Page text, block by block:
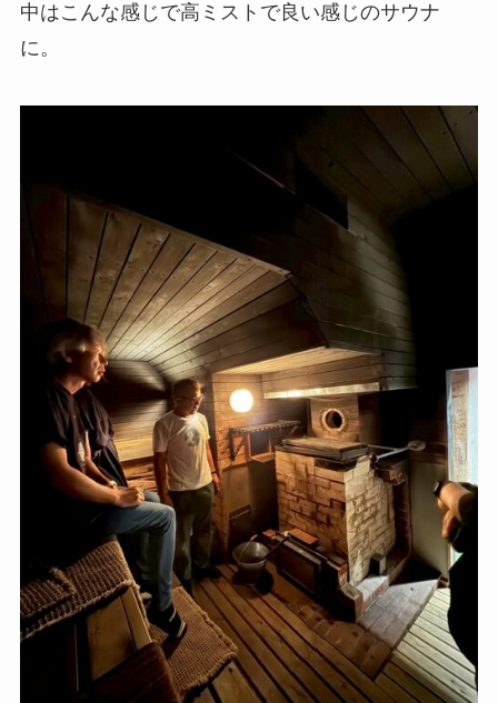
中はこんな感じで高ミストで良い感じのサウナ
に。